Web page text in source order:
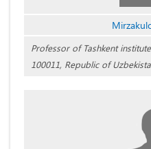
Professor of Tashkent
100011, Republic of